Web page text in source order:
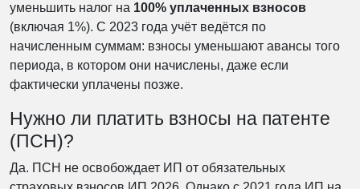
уменьшить налог на 100% уплаченных взносов
(включая 1%). С 2023 года учёт ведётся по
начисленным суммам: взносы уменьшают авансы того
периода, в котором они начислены, даже если
фактически уплачены позже.
Нужно ли платить взносы на патенте
(ПСН)?
Да. ПСН не освобождает ИП от обязательных